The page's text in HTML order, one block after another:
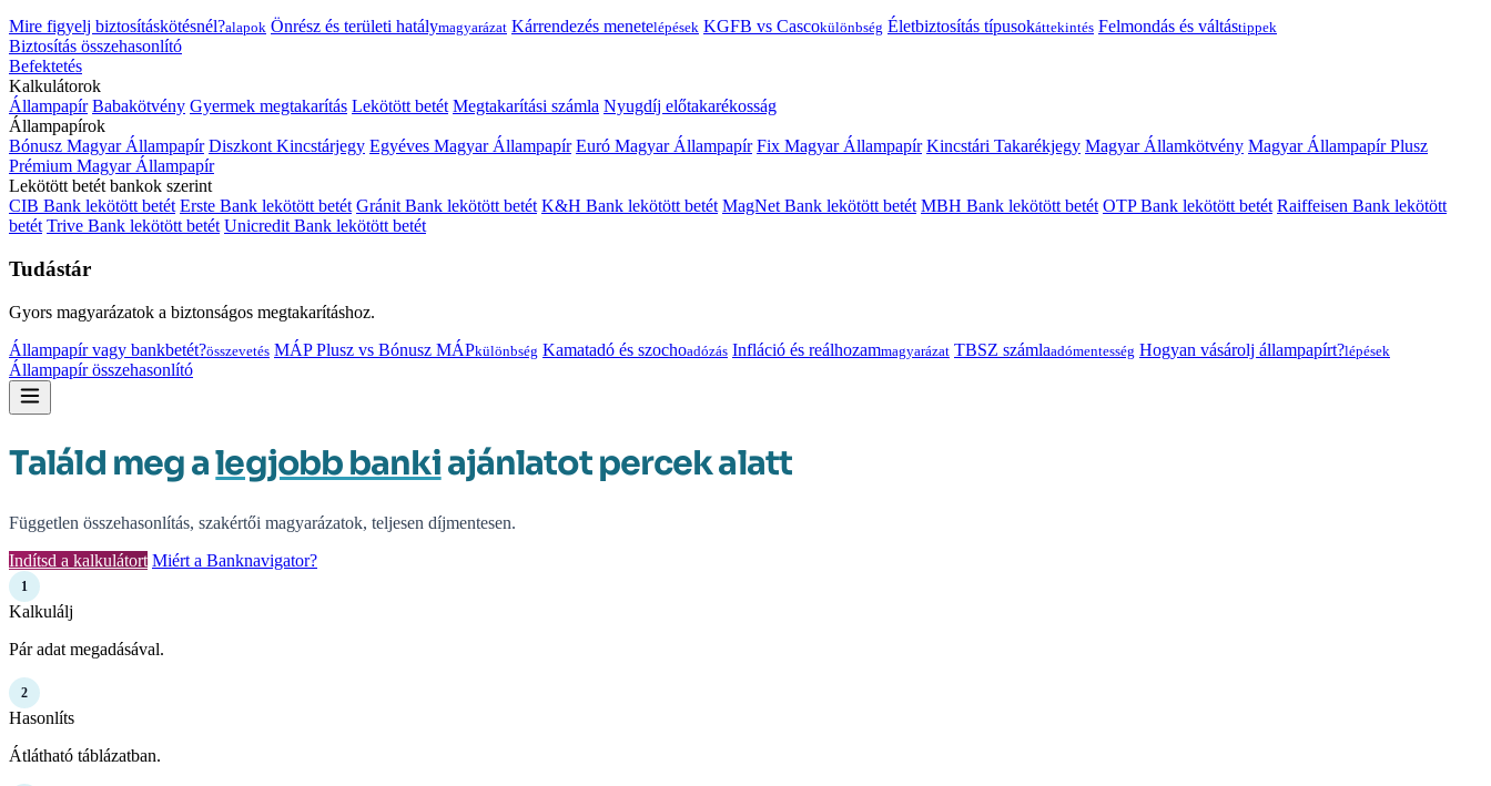
Mire figyelj biztosításkötésnél?alapok Önrész és területi hatálymagyarázat Kárrendezés menetelépések KGFB vs Cascokülönbség Életbiztosítás típusokáttekintés Felmondás és váltástippek
Biztosítás összehasonlító
Befektetés
Kalkulátorok
Állampapír Babakötvény Gyermek megtakarítás Lekötött betét Megtakarítási számla Nyugdíj előtakarékosság
Állampapírok
Bónusz Magyar Állampapír Diszkont Kincstárjegy Egyéves Magyar Állampapír Euró Magyar Állampapír Fix Magyar Állampapír Kincstári Takarékjegy Magyar Államkötvény Magyar Állampapír Plusz
Prémium Magyar Állampapír
Lekötött betét bankok szerint
CIB Bank lekötött betét Erste Bank lekötött betét Gránit Bank lekötött betét K&H Bank lekötött betét MagNet Bank lekötött betét MBH Bank lekötött betét OTP Bank lekötött betét Raiffeisen Bank lekötött
betét Trive Bank lekötött betét Unicredit Bank lekötött betét
Tudástár
Gyors magyarázatok a biztonságos megtakarításhoz.
Állampapír vagy bankbetét?összevetés MÁP Plusz vs Bónusz MÁPkülönbség Kamatadó és szochoadózás Infláció és reálhozammagyarázat TBSZ számlaadómentesség Hogyan vásárolj állampapírt?lépések
Állampapír összehasonlító
Találd meg alegjobb bankiajánlatot percek alatt
Független összehasonlítás, szakértői magyarázatok, teljesen díjmentesen.
Indítsd a kalkulátort Miért a Banknavigator?
1
Kalkulálj
Pár adat megadásával.
2
Hasonlíts
Átlátható táblázatban.